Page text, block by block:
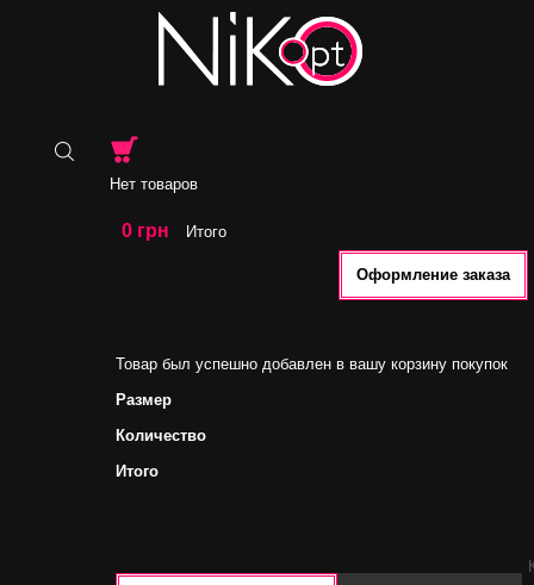
Нет товаров
0 грн Итого
Оформление заказа
Товар был успешно добавлен в вашу корзину покупок
Размер
Количество
Итого
Toggle